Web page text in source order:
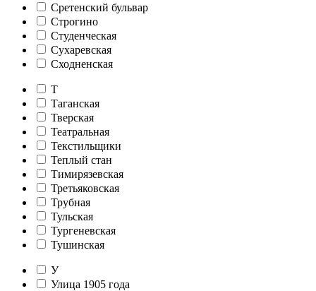
Сретенский бульвар
Строгино
Студенческая
Сухаревская
Сходненская
Т
Таганская
Тверская
Театральная
Текстильщики
Теплый стан
Тимирязевская
Третьяковская
Трубная
Тульская
Тургеневская
Тушинская
У
Улица 1905 года